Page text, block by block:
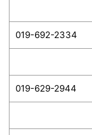
019-692-2334
019-629-2944